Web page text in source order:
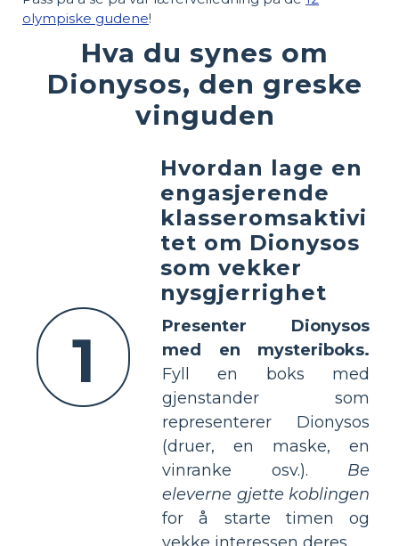
olympiske gudene!
Hva du synes om
Dionysos, den greske
vinguden
1
Hvordan lage en
engasjerende
klasseromsaktivi
tet om Dionysos
som vekker
nysgjerrighet
Presenter Dionysos
med en mysteriboks.
Fyll en boks med
gjenstander som
representerer Dionysos
(druer, en maske, en
vinranke osv.). Be
eleverne gjette koblingen
for å starte timen og